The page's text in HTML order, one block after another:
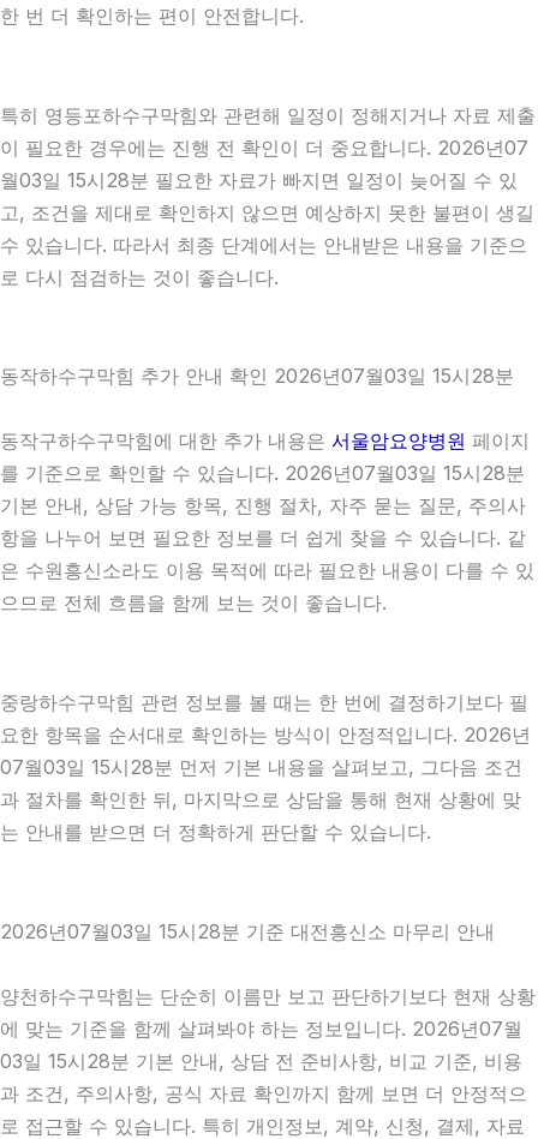
한 번 더 확인하는 편이 안전합니다.
특히 영등포하수구막힘와 관련해 일정이 정해지거나 자료 제출
이 필요한 경우에는 진행 전 확인이 더 중요합니다. 2026년07
월03일 15시28분 필요한 자료가 빠지면 일정이 늦어질 수 있
고, 조건을 제대로 확인하지 않으면 예상하지 못한 불편이 생길
수 있습니다. 따라서 최종 단계에서는 안내받은 내용을 기준으
로 다시 점검하는 것이 좋습니다.
동작하수구막힘 추가 안내 확인 2026년07월03일 15시28분
동작구하수구막힘에 대한 추가 내용은 서울암요양병원 페이지
를 기준으로 확인할 수 있습니다. 2026년07월03일 15시28분
기본 안내, 상담 가능 항목, 진행 절차, 자주 묻는 질문, 주의사
항을 나누어 보면 필요한 정보를 더 쉽게 찾을 수 있습니다. 같
은 수원흥신소라도 이용 목적에 따라 필요한 내용이 다를 수 있
으므로 전체 흐름을 함께 보는 것이 좋습니다.
중랑하수구막힘 관련 정보를 볼 때는 한 번에 결정하기보다 필
요한 항목을 순서대로 확인하는 방식이 안정적입니다. 2026년
07월03일 15시28분 먼저 기본 내용을 살펴보고, 그다음 조건
과 절차를 확인한 뒤, 마지막으로 상담을 통해 현재 상황에 맞
는 안내를 받으면 더 정확하게 판단할 수 있습니다.
2026년07월03일 15시28분 기준 대전흥신소 마무리 안내
양천하수구막힘는 단순히 이름만 보고 판단하기보다 현재 상황
에 맞는 기준을 함께 살펴봐야 하는 정보입니다. 2026년07월
03일 15시28분 기본 안내, 상담 전 준비사항, 비교 기준, 비용
과 조건, 주의사항, 공식 자료 확인까지 함께 보면 더 안정적으
로 접근할 수 있습니다. 특히 개인정보, 계약, 신청, 결제, 자료